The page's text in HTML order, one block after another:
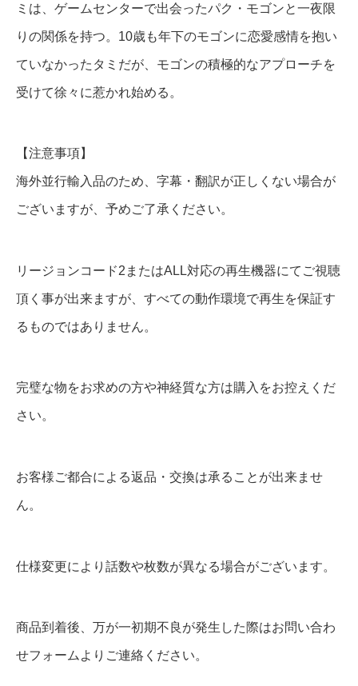
V
D
＆
B
u
個
ミは、ゲームセンターで出会ったパク・モゴンと一夜限
りの関係を持つ。10歳も年下のモゴンに恋愛感情を抱い
ていなかったタミだが、モゴンの積極的なアプローチを
受けて徐々に惹かれ始める。
【注意事項】
海外並行輸入品のため、字幕・翻訳が正しくない場合が
ございますが、予めご了承ください。
リージョンコード2またはALL対応の再生機器にてご視聴
頂く事が出来ますが、すべての動作環境で再生を保証す
るものではありません。
完璧な物をお求めの方や神経質な方は購入をお控えくだ
さい。
お客様ご都合による返品・交換は承ることが出来ませ
ん。
仕様変更により話数や枚数が異なる場合がございます。
商品到着後、万が一初期不良が発生した際はお問い合わ
せフォームよりご連絡ください。